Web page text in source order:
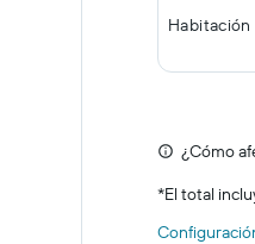
Habitación
¿Cómo
*El total